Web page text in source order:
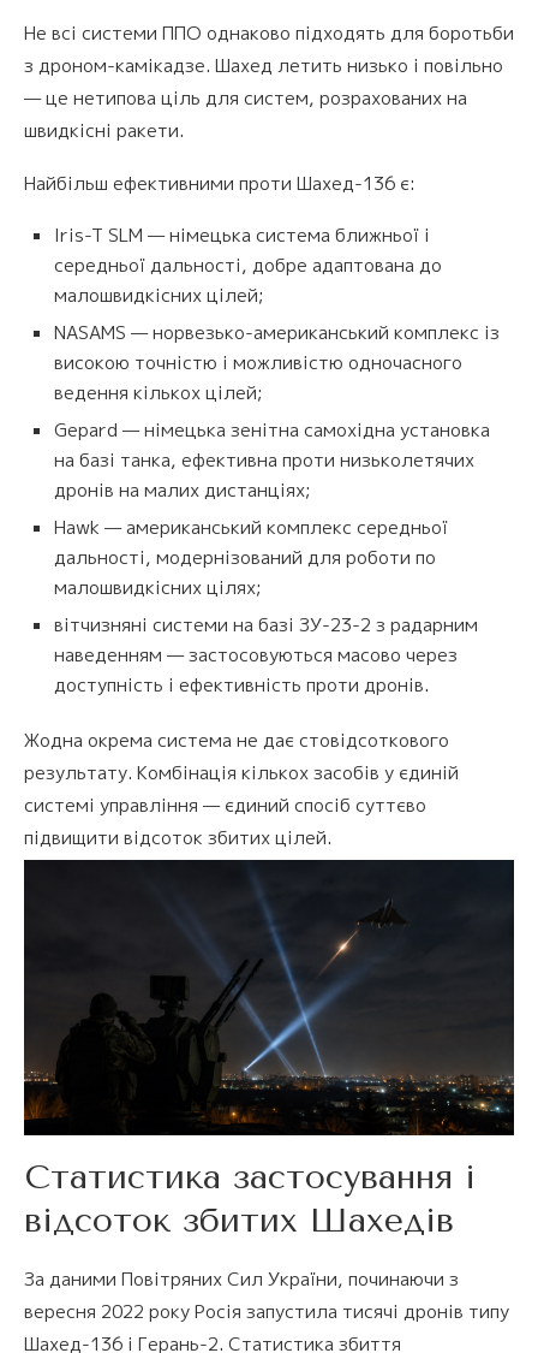
Не всі системи ППО однаково підходять для боротьби
з дроном-камікадзе. Шахед летить низько і повільно
— це нетипова ціль для систем, розрахованих на
швидкісні ракети.
Найбільш ефективними проти Шахед-136 є:
Iris-T SLM — німецька система ближньої і
середньої дальності, добре адаптована до
малошвидкісних цілей;
NASAMS — норвезько-американський комплекс із
високою точністю і можливістю одночасного
ведення кількох цілей;
Gepard — німецька зенітна самохідна установка
на базі танка, ефективна проти низьколетячих
дронів на малих дистанціях;
Hawk — американський комплекс середньої
дальності, модернізований для роботи по
малошвидкісних цілях;
вітчизняні системи на базі ЗУ-23-2 з радарним
наведенням — застосовуються масово через
доступність і ефективність проти дронів.
Жодна окрема система не дає стовідсоткового
результату. Комбінація кількох засобів у єдиній
системі управління — єдиний спосіб суттєво
підвищити відсоток збитих цілей.
Статистика застосування і
відсоток збитих Шахедів
За даними Повітряних Сил України, починаючи з
вересня 2022 року Росія запустила тисячі дронів типу
Шахед-136 і Герань-2. Статистика збиття